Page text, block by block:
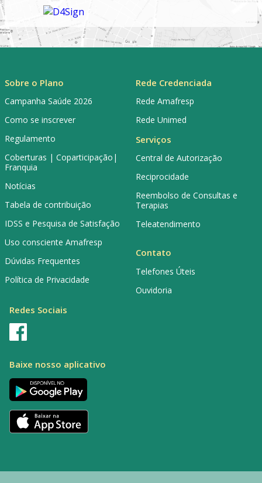
Sobre o Plano
Campanha Saúde 2026
Como se inscrever
Regulamento
Coberturas | Coparticipação|
Franquia
Notícias
Tabela de contribuição
IDSS e Pesquisa de Satisfação
Uso consciente Amafresp
Dúvidas Frequentes
Política de Privacidade
Rede Credenciada
Rede Amafresp
Rede Unimed
Serviços
Central de Autorização
Reciprocidade
Reembolso de Consultas e
Terapias
Teleatendimento
Contato
Telefones Úteis
Ouvidoria
Redes Sociais
Baixe nosso aplicativo